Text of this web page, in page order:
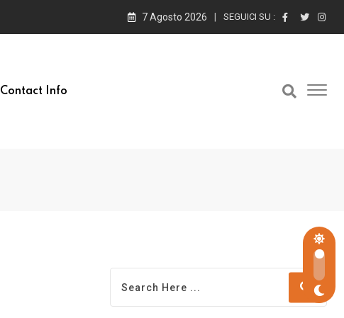
7 Agosto 2026 SEGUICI SU :
Contact Info